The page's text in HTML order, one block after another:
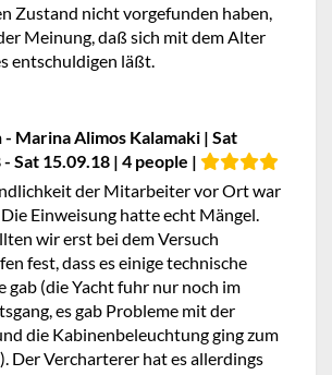
Zustand nicht vorgefunden haben,
Meinung, daß sich mit dem Alter
entschuldigen läßt.
Marina Alimos Kalamaki | Sat
Sat 15.09.18 | 4 people |
der Mitarbeiter vor Ort war
Einweisung hatte echt Mängel.
wir erst bei dem Versuch
fest, dass es einige technische
gab (die Yacht fuhr nur noch im
es gab Probleme mit der
die Kabinenbeleuchtung ging zum
Der Vercharterer hat es allerdings